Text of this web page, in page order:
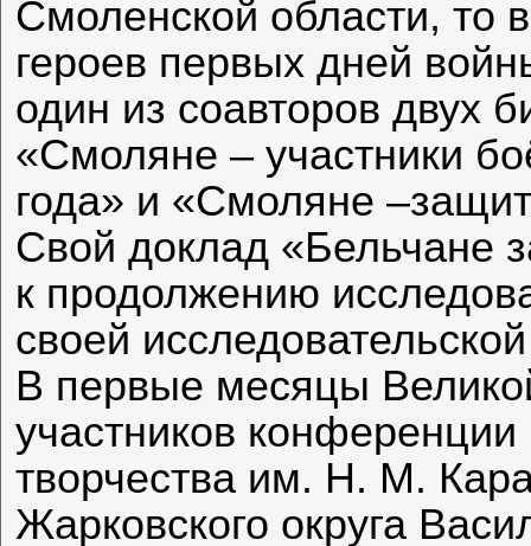
Смоленской области, то
героев первых дней
один из соавторов двух
«Смоляне – участники
года» и «Смоляне
Свой доклад «Бельчане
к продолжению
своей
В первые месяцы
участников
творчества им. Н. М.
Жарковского округа